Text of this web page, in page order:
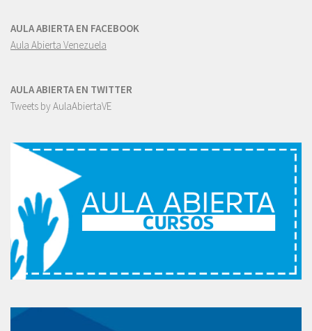
AULA ABIERTA EN FACEBOOK
Aula Abierta Venezuela
AULA ABIERTA EN TWITTER
Tweets by AulaAbiertaVE